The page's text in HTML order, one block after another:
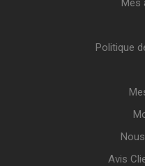
Mes
Politique
Avis